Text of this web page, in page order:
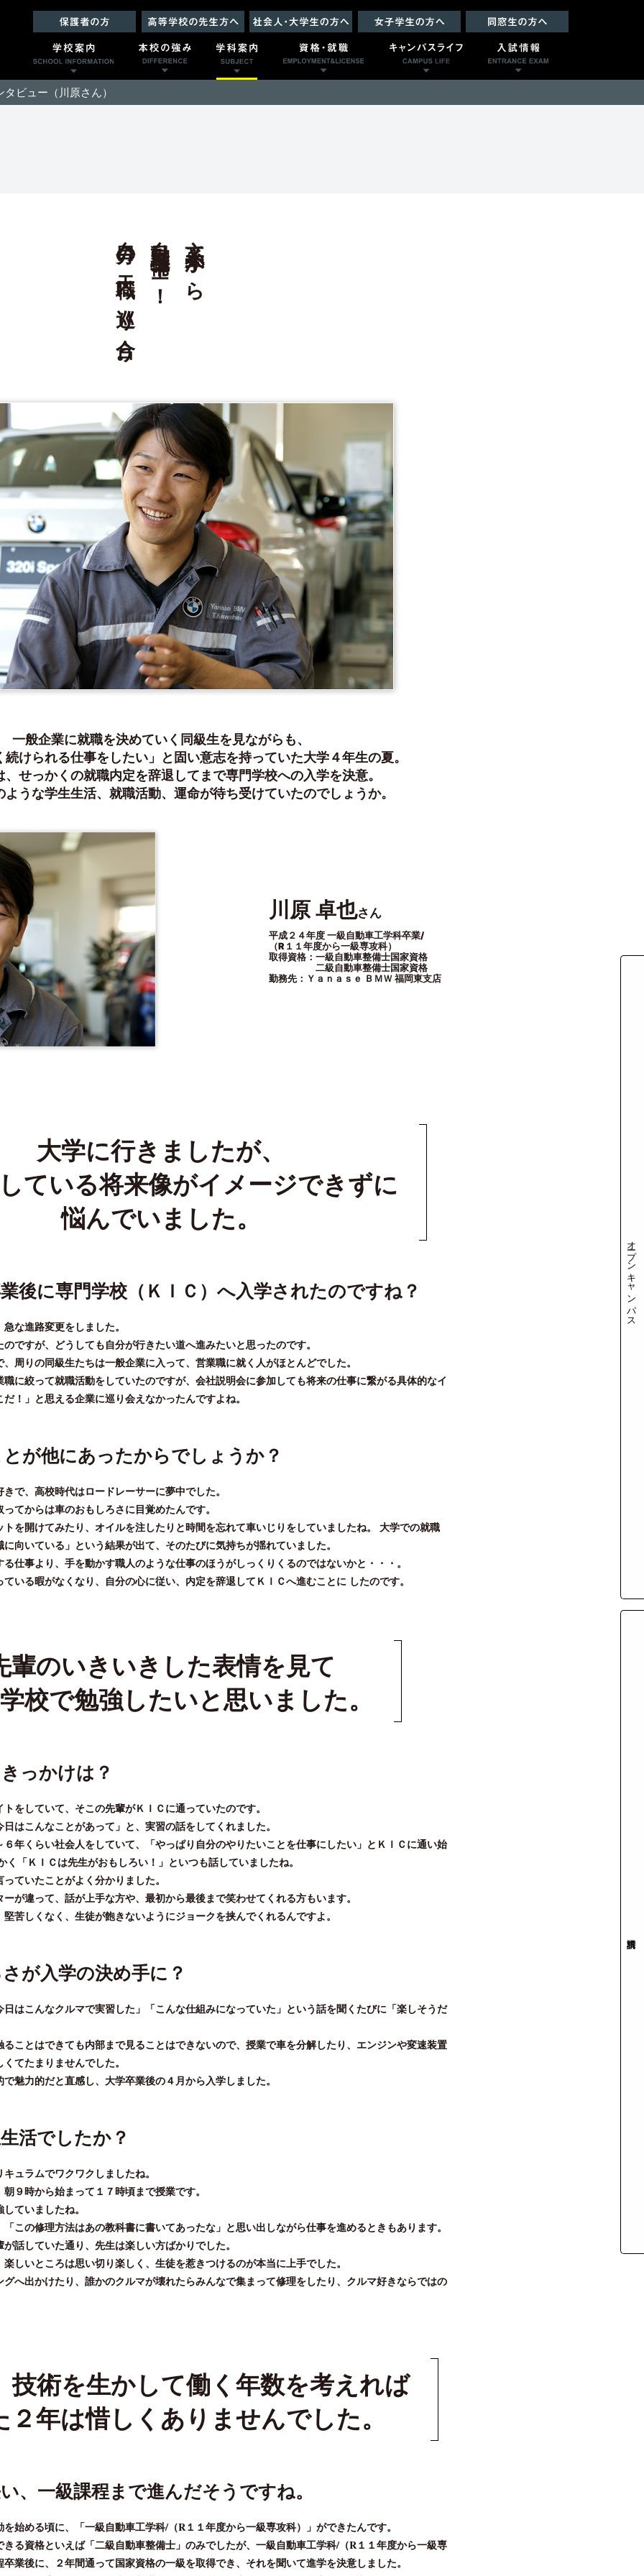
オープンキャンパス
ビュー（川原さん）
文系大学から
自動車整備士へ！
自分の天職に巡り合う。
一般企業に就職を決めていく同級生を見ながらも、
けられる仕事をしたい」と固い意志を持っていた大学４年生の夏。
せっかくの就職内定を辞退してまで専門学校への入学を決意。
うな学生生活、就職活動、運命が待ち受けていたのでしょうか。
川原 卓也さん
平成２４年度 ⼀級⾃動⾞⼯学科卒業/
（R１１年度から⼀級専攻科）
取得資格：一級自動車整備士国家資格
二級自動車整備士国家資格
勤務先：Ｙａｎａｓｅ ＢＭＷ 福岡東支店
大学に行きましたが、
ている将来像がイメージできずに
悩んでいました。
後に専門学校（ＫＩＣ）へ入学されたのですね？
な進路変更をしました。
ですが、どうしても自分が行きたい道へ進みたいと思ったのです。
周りの同級生たちは一般企業に入って、営業職に就く人がほとんどでした。
に絞って就職活動をしていたのですが、会社説明会に参加しても将来の仕事に繋がる具体的なイ
！」と思える企業に巡り会えなかったんですよね。
が他にあったからでしょうか？
で、高校時代はロードレーサーに夢中でした。
てからは車のおもしろさに目覚めたんです。
を開けてみたり、オイルを注したりと時間を忘れて車いじりをしていましたね。 大学での就職
向いている」という結果が出て、そのたびに気持ちが揺れていました。
仕事より、手を動かす職人のような仕事のほうがしっくりくるのではないかと・・・。
いる暇がなくなり、自分の心に従い、内定を辞退してＫＩＣへ進むことに したのです。
輩のいきいきした表情を見て
校で勉強したいと思いました。
っかけは？
をしていて、そこの先輩がＫＩＣに通っていたのです。
はこんなことがあって」と、実習の話をしてくれました。
年くらい社会人をしていて、「やっぱり自分のやりたいことを仕事にしたい」とＫＩＣに通い始
「ＫＩＣは先生がおもしろい！」といつも話していましたね。
ていたことがよく分かりました。
が違って、話が上手な方や、最初から最後まで笑わせてくれる方もいます。
苦しくなく、生徒が飽きないようにジョークを挟んでくれるんですよ。
が入学の決め手に？
はこんなクルマで実習した」「こんな仕組みになっていた」という話を聞くたびに「楽しそうだ
ことはできても内部まで見ることはできないので、授業で車を分解したり、エンジンや変速装置
てたまりませんでした。
魅力的だと直感し、大学卒業後の４月から入学しました。
活でしたか？
ュラムでワクワクしましたね。
９時から始まって１７時頃まで授業です。
ていましたね。
この修理方法はあの教科書に書いてあったな」と思い出しながら仕事を進めるときもあります。
話していた通り、先生は楽しい方ばかりでした。
しいところは思い切り楽しく、生徒を惹きつけるのが本当に上手でした。
へ出かけたり、誰かのクルマが壊れたらみんなで集まって修理をしたり、クルマ好きならではの
技術を生かして働く年数を考えれば
２年は惜しくありませんでした。
、一級課程まで進んだそうですね。
始める頃に、「⼀級⾃動⾞⼯学科/（R１１年度から⼀級専攻科）」ができたんです。
る資格といえば「⼆級⾃動⾞整備⼠」のみでしたが、⼀級⾃動⾞⼯学科/（R１１年度から⼀級専
業後に、２年間通って国家資格の⼀級を取得でき、それを聞いて進学を決意しました。